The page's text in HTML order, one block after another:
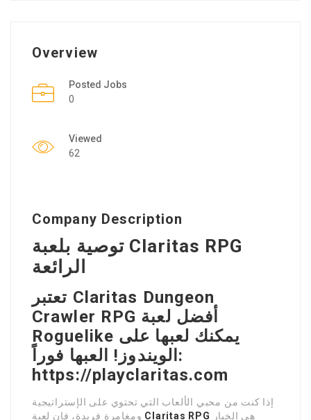
Overview
Posted Jobs
0
Viewed
62
Company Description
توصية بلعبة Claritas RPG
الرائعة
تعتبر Claritas Dungeon
Crawler RPG أفضل لعبة
Roguelike يمكنك لعبها على
الويندوز! العبها فوراً:
https://playclaritas.com
إذا كنت من محبي الألعاب التي تحتوي على الإستراتيجية
Claritas RPG